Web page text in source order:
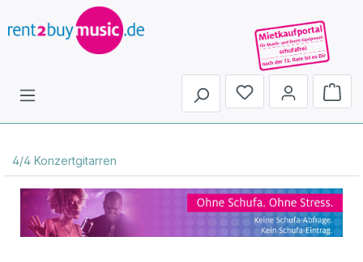
Du hast 0 Produkte
4/4 Konzertgitarren